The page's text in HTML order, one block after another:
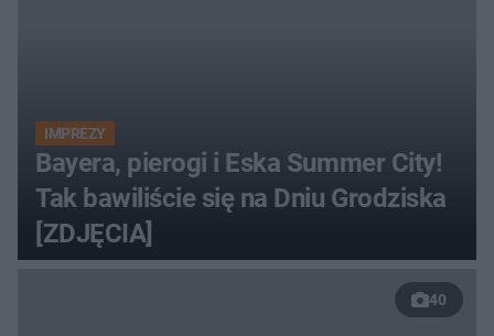
IMPREZY
Bayera, pierogi i Eska Summer City!
Tak bawiliście się na Dniu Grodziska
[ZDJĘCIA]
40